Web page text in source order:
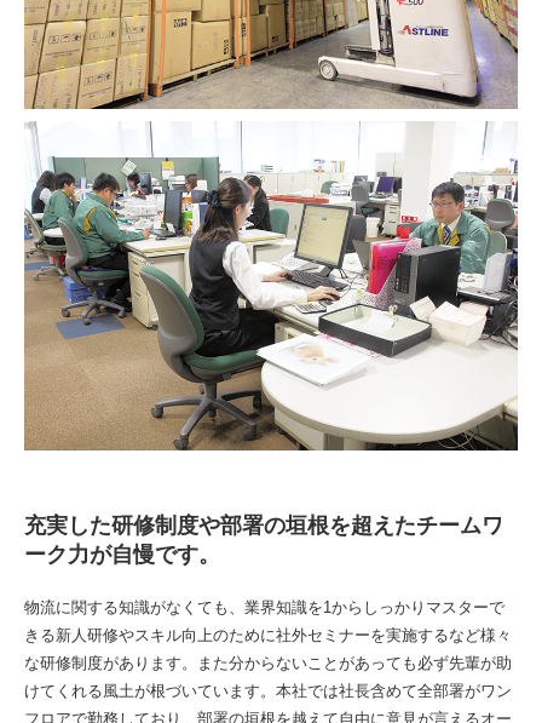
充実した研修制度や部署の垣根を超えたチームワ
ーク力が自慢です。
物流に関する知識がなくても、業界知識を1からしっかりマスターで
きる新人研修やスキル向上のために社外セミナーを実施するなど様々
な研修制度があります。また分からないことがあっても必ず先輩が助
けてくれる風土が根づいています。本社では社長含めて全部署がワン
フロアで勤務しており、部署の垣根を越えて自由に意見が言えるオー